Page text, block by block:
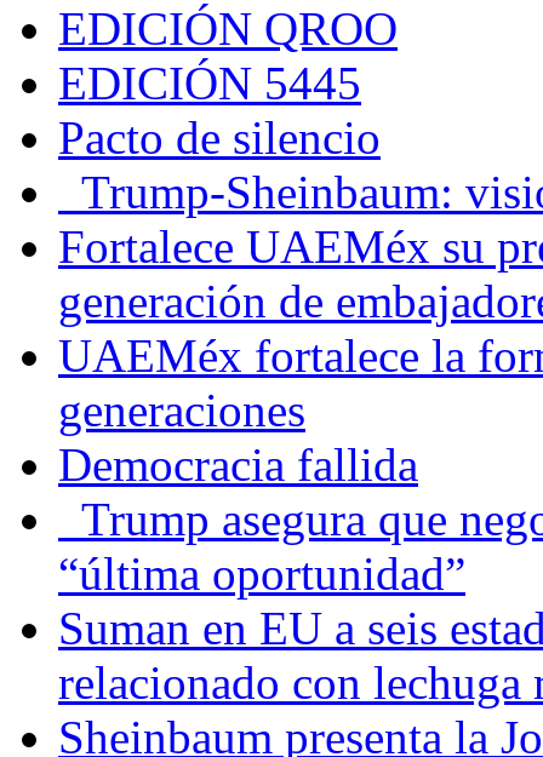
EDICIÓN QROO
EDICIÓN 5445
Pacto de silencio
Trump-Sheinbaum:
Fortalece UAEMéx su
generación de
UAEMéx fortalece la
generaciones
Democracia fallida
Trump asegura que
“última oportunidad”
Suman en EU a seis
relacionado con lechuga
Sheinbaum presenta la